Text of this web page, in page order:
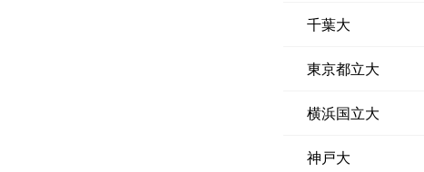
千葉大
東京都立大
横浜国立大
神戸大